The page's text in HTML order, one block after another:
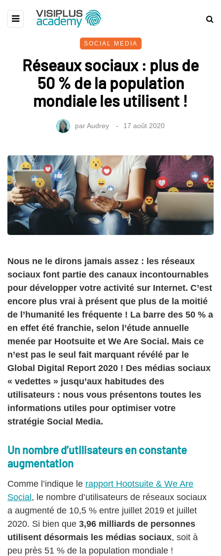
SOCIAL MEDIA
Réseaux sociaux : plus de
50 % de la population
mondiale les utilisent !
parAudrey 17 août 2020
Nous ne le dirons jamais assez : les réseaux
sociaux font partie des canaux incontournables
pour développer votre activité sur Internet. C’est
encore plus vrai à présent que plus de la moitié
de l’humanité les fréquente ! La barre des 50 % a
en effet été franchie, selon l’étude annuelle
menée par Hootsuite et We Are Social. Mais ce
n’est pas le seul fait marquant révélé par le
Global Digital Report 2020 ! Des médias sociaux
« vedettes » jusqu’aux habitudes des
utilisateurs : nous vous présentons toutes les
informations utiles pour optimiser votre
stratégie Social Media.
Un nombre d’utilisateurs en constante
augmentation
Comme l’indique le rapport Hootsuite & We Are
Social, le nombre d’utilisateurs de réseaux sociaux
a augmenté de 10,5 % entre juillet 2019 et juillet
2020. Si bien que 3,96 milliards de personnes
utilisent désormais les médias sociaux, soit à
peu près 51 % de la population mondiale !